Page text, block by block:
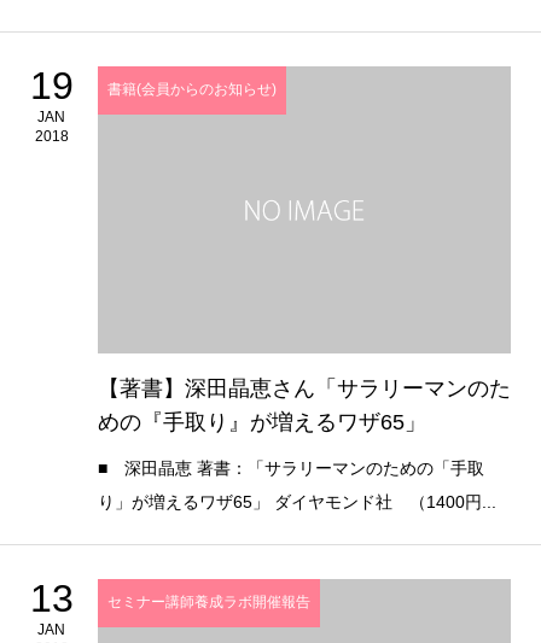
19
JAN
2018
書籍(会員からのお知らせ)
【著書】深田晶恵さん「サラリーマンのた
めの『手取り』が増えるワザ65」
■ 深田晶恵 著書：「サラリーマンのための「手取
り」が増えるワザ65」 ダイヤモンド社 （1400円...
13
JAN
セミナー講師養成ラボ開催報告